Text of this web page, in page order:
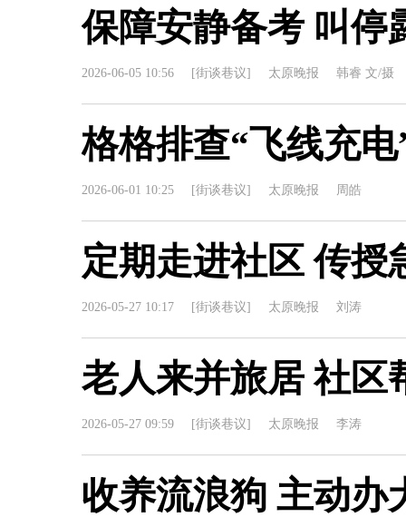
保障安静备考 叫停
2026-06-05 10:56 [街谈巷议] 太原晚报 韩睿 文/摄
格格排查“飞线充
2026-06-01 10:25 [街谈巷议] 太原晚报 周皓
定期走进社区 传授
2026-05-27 10:17 [街谈巷议] 太原晚报 刘涛
老人来并旅居 社区
2026-05-27 09:59 [街谈巷议] 太原晚报 李涛
收养流浪狗 主动办